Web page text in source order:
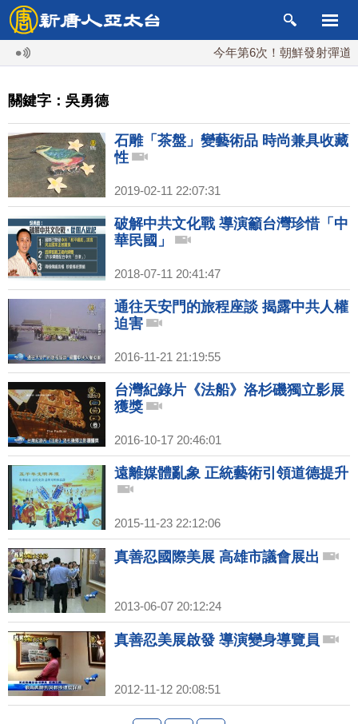
今年第6次！朝鮮發射彈道導
關鍵字：吳勇德
石雕「茶盤」變藝術品 時尚兼具收藏
性
2019-02-11 22:07:31
破解中共文化戰 導演籲台灣珍惜「中
華民國」
2018-07-11 20:41:47
通往天安門的旅程座談 揭露中共人權
迫害
2016-11-21 21:19:55
台灣紀錄片《法船》洛杉磯獨立影展
獲獎
2016-10-17 20:46:01
遠離媒體亂象 正統藝術引領道德提升
2015-11-23 22:12:06
真善忍國際美展 高雄市議會展出
2013-06-07 20:12:24
真善忍美展啟發 導演變身導覽員
2012-11-12 20:08:51